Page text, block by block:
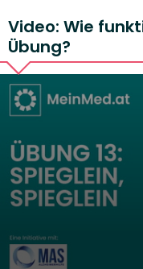
Video: Wie
Übung?